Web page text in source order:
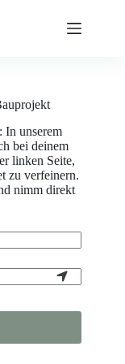
In unserem
bei deinem
linken Seite,
zu verfeinern.
nimm direkt